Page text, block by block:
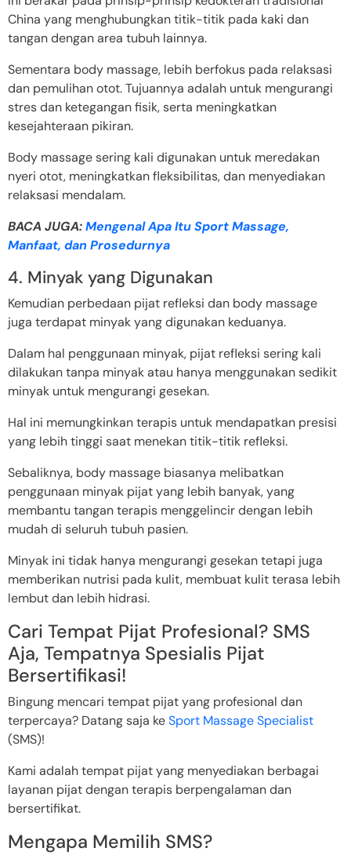
China yang menghubungkan titik-titik pada kaki dan
tangan dengan area tubuh lainnya.
Sementara body massage, lebih berfokus pada relaksasi
dan pemulihan otot. Tujuannya adalah untuk mengurangi
stres dan ketegangan fisik, serta meningkatkan
kesejahteraan pikiran.
Body massage sering kali digunakan untuk meredakan
nyeri otot, meningkatkan fleksibilitas, dan menyediakan
relaksasi mendalam.
BACA JUGA:Mengenal Apa Itu Sport Massage,
Manfaat, dan Prosedurnya
4. Minyak yang Digunakan
Kemudian perbedaan pijat refleksi dan body massage
juga terdapat minyak yang digunakan keduanya.
Dalam hal penggunaan minyak, pijat refleksi sering kali
dilakukan tanpa minyak atau hanya menggunakan sedikit
minyak untuk mengurangi gesekan.
Hal ini memungkinkan terapis untuk mendapatkan presisi
yang lebih tinggi saat menekan titik-titik refleksi.
Sebaliknya, body massage biasanya melibatkan
penggunaan minyak pijat yang lebih banyak, yang
membantu tangan terapis menggelincir dengan lebih
mudah di seluruh tubuh pasien.
Minyak ini tidak hanya mengurangi gesekan tetapi juga
memberikan nutrisi pada kulit, membuat kulit terasa lebih
lembut dan lebih hidrasi.
Cari Tempat Pijat Profesional? SMS
Aja, Tempatnya Spesialis Pijat
Bersertifikasi!
Bingung mencari tempat pijat yang profesional dan
terpercaya? Datang saja keSport Massage Specialist
(SMS)!
Kami adalah tempat pijat yang menyediakan berbagai
layanan pijat dengan terapis berpengalaman dan
bersertifikat.
Mengapa Memilih SMS?